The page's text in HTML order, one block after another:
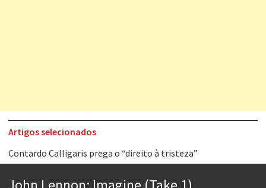
Artigos selecionados
Contardo Calligaris prega o “direito à tristeza”